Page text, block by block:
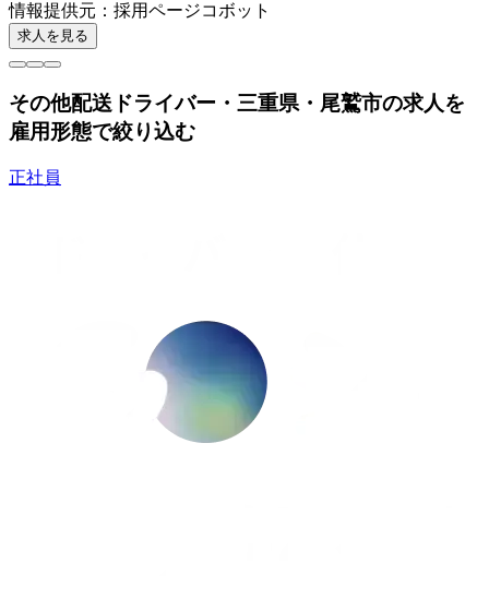
情報提供元 ： 採用ページコボット
求人を見る
その他配送ドライバー・三重県・尾鷲市の求人を
雇用形態で絞り込む
正社員